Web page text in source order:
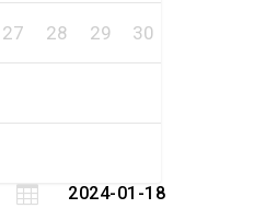
27 28 29 30
 2024-01-18